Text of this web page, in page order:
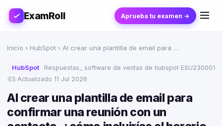
ExamRoll Aprueba tu examen →
Inicio › HubSpot › Al crear una plantilla de email para …
HubSpot
Respuestas_ software de ventas de hubspot ESU230001
·ES·Actualizado 11 Jul 2026
Al crear una plantilla de email para
confirmar una reunión con un